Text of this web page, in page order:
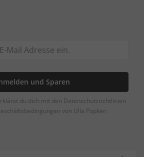
und Sparen
du dich mit den Datenschutzrichtlinien
von Ulla Popken